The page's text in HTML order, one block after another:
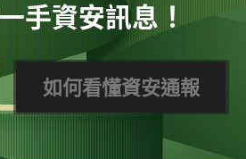
手資安訊息！
如何看懂資安通報